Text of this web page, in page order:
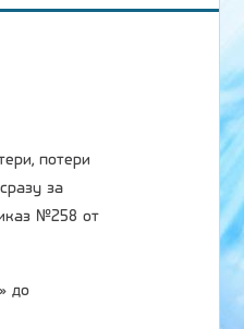
потери
за
№258 от
до